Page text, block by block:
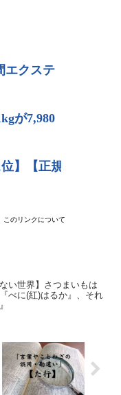
い世界】さつまいもは
べに(紅)はるか』、それ